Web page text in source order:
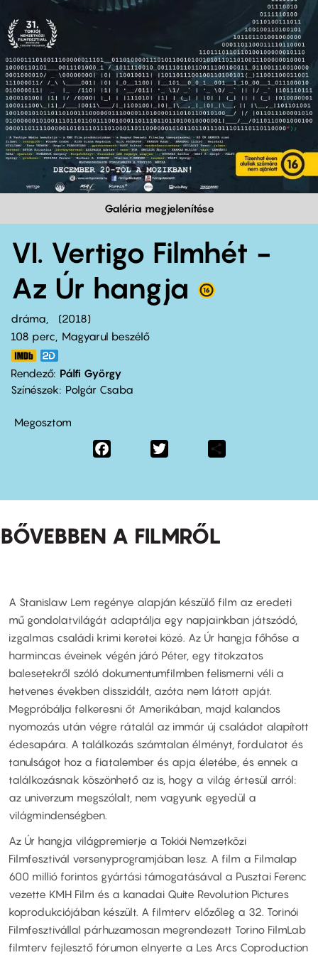
Galéria megjelenítése
VI. Vertigo Filmhét -
Az Úr hangja
dráma
2018
108 perc,
Magyarul beszélő
Rendező Pálfi György
Színészek
Polgár Csaba
Megosztom
Facebook
BŐVEBBEN A FILMRŐL
A Stanislaw Lem regénye alapján készülő film az eredeti
mű gondolatvilágát adaptálja egy napjainkban játszódó,
izgalmas családi krimi keretei közé. Az Úr hangja főhőse a
harmincas éveinek végén járó Péter, egy titokzatos
balesetekről szóló dokumentumfilmben felismerni véli a
hetvenes években disszidált, azóta nem látott apját.
Megpróbálja felkeresni őt Amerikában, majd kalandos
nyomozás után végre rátalál az immár új családot alapított
édesapára. A találkozás számtalan élményt, fordulatot és
tanulságot hoz a fiatalember és apja életébe, és ennek a
találkozásnak köszönhető az is, hogy a világ értesül arról:
az univerzum megszólalt, nem vagyunk egyedül a
világmindenségben.
Az Úr hangja világpremierje a Tokiói Nemzetközi
Filmfesztivál versenyprogramjában lesz. A film a Filmalap
600 millió forintos gyártási támogatásával a Pusztai Ferenc
vezette KMH Film és a kanadai Quite Revolution Pictures
koprodukciójában készült. A filmterv előzőleg a 32. Torinói
Filmfesztivállal párhuzamosan megrendezett Torino FilmLab
filmterv fejlesztő fórumon elnyerte a Les Arcs Coproduction